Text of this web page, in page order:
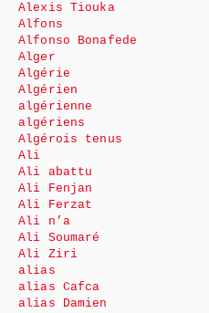
Alexis Tiouka
Alfons
Alfonso Bonafede
Alger
Algérie
Algérien
algérienne
algériens
Algérois tenus
Ali
Ali abattu
Ali Fenjan
Ali Ferzat
Ali n’a
Ali Soumaré
Ali Ziri
alias
alias Cafca
alias Damien